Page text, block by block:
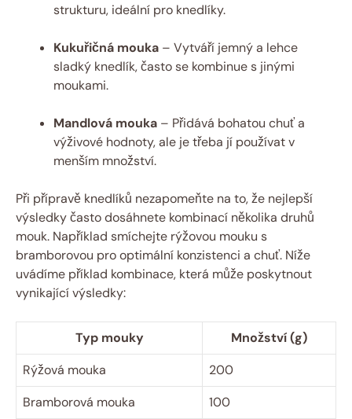
strukturu,‌ ideální pro knedlíky.
Kukuřičná mouka – ⁢Vytváří jemný a lehce
sladký knedlík, často se kombinue s jinými
moukami.
Mandlová mouka – Přidává bohatou ⁤chuť a
výživové hodnoty, ale je⁣ třeba jí používat⁣ v
menším množství.
Při přípravě knedlíků nezapomeňte na to, že nejlepší
výsledky často dosáhnete kombinací několika druhů
mouk. Například smíchejte rýžovou mouku s
⁤bramborovou pro optimální konzistenci a chuť. Níže
uvádíme⁢ příklad kombinace, která může ⁤poskytnout
vynikající výsledky:
Typ mouky
Množství (g)
Rýžová ‍mouka
200
Bramborová mouka
100